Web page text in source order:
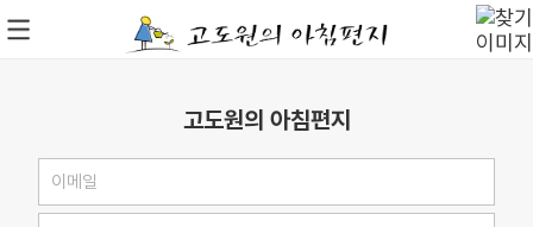
고도원의 아침편지